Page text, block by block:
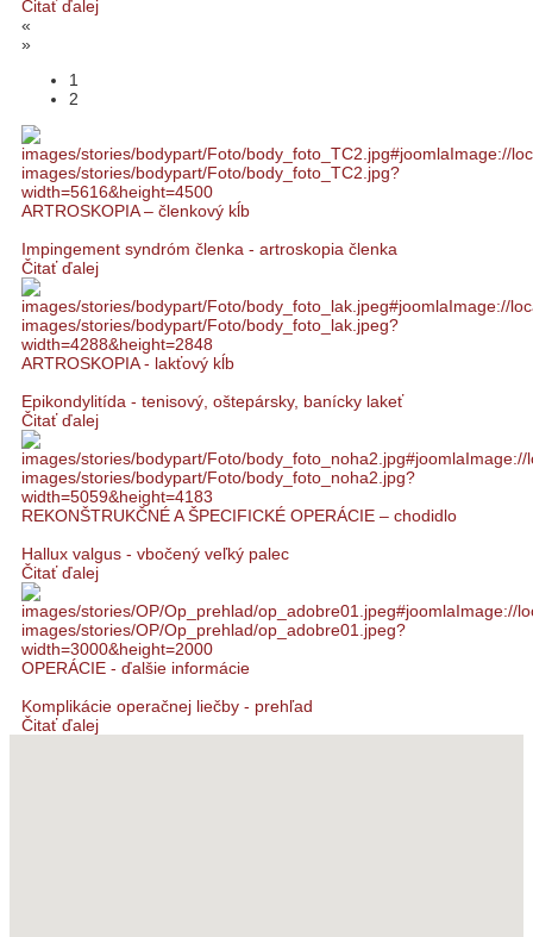
Čitať ďalej
«
»
1
2
ARTROSKOPIA – členkový kĺb
Impingement syndróm členka - artroskopia členka
Čitať ďalej
ARTROSKOPIA - lakťový kĺb
Epikondylitída - tenisový, oštepársky, banícky lakeť
Čitať ďalej
REKONŠTRUKČNÉ A ŠPECIFICKÉ OPERÁCIE – chodidlo
Hallux valgus - vbočený veľký palec
Čitať ďalej
OPERÁCIE - ďalšie informácie
Komplikácie operačnej liečby - prehľad
Čitať ďalej